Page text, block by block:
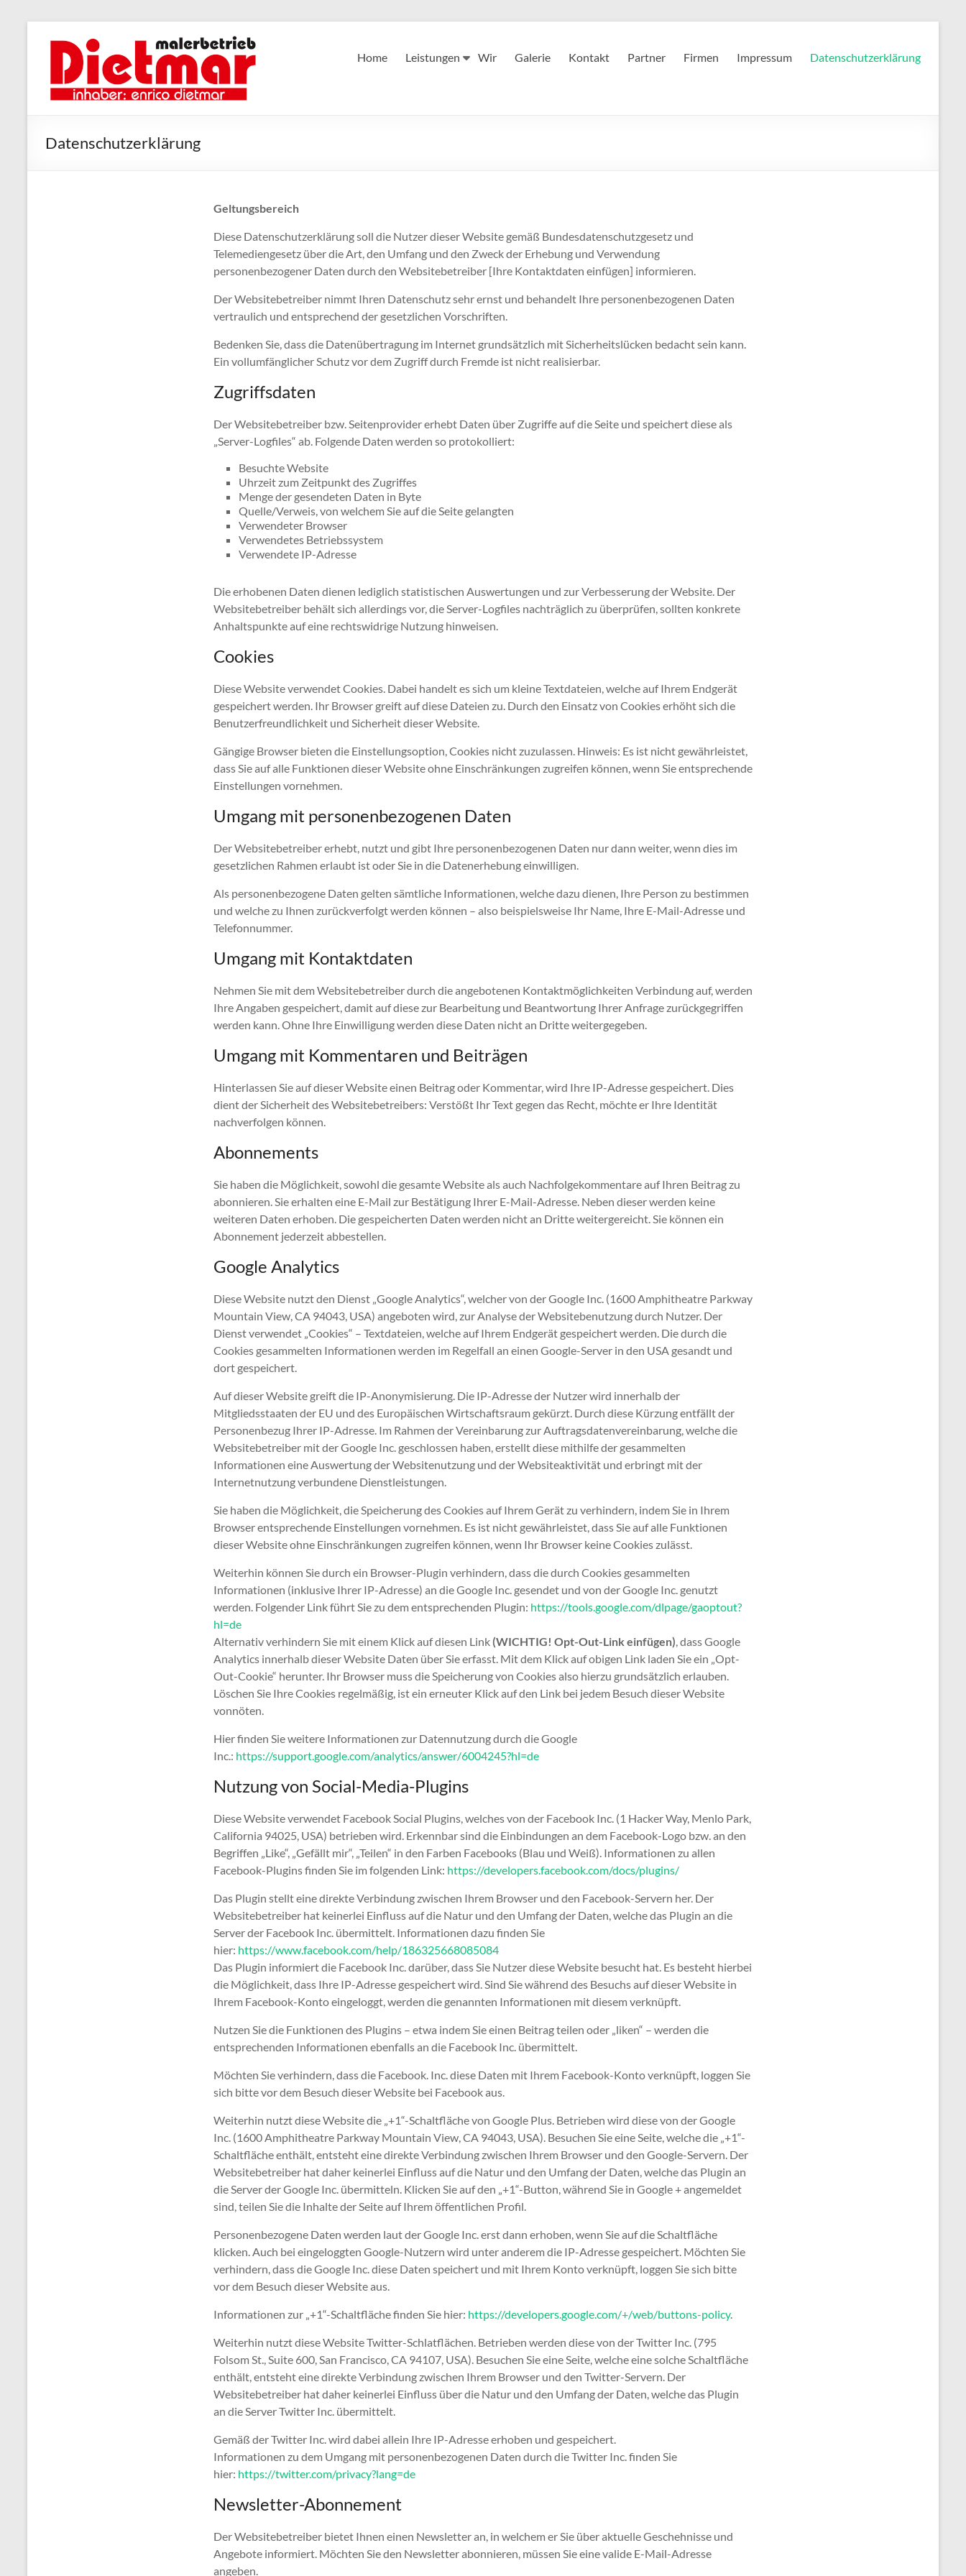
Inhalt
springen
Home Leistungen Wir Galerie Kontakt Partner Firmen Impressum Datenschutzerklärung
Datenschutzerklärung
Geltungsbereich
Diese Datenschutzerklärung soll die Nutzer dieser Website gemäß Bundesdatenschutzgesetz und
Telemediengesetz über die Art, den Umfang und den Zweck der Erhebung und Verwendung
personenbezogener Daten durch den Websitebetreiber [Ihre Kontaktdaten einfügen] informieren.
Der Websitebetreiber nimmt Ihren Datenschutz sehr ernst und behandelt Ihre personenbezogenen Daten
vertraulich und entsprechend der gesetzlichen Vorschriften.
Bedenken Sie, dass die Datenübertragung im Internet grundsätzlich mit Sicherheitslücken bedacht sein kann.
Ein vollumfänglicher Schutz vor dem Zugriff durch Fremde ist nicht realisierbar.
Zugriffsdaten
Der Websitebetreiber bzw. Seitenprovider erhebt Daten über Zugriffe auf die Seite und speichert diese als
„Server-Logfiles“ ab. Folgende Daten werden so protokolliert:
Besuchte Website
Uhrzeit zum Zeitpunkt des Zugriffes
Menge der gesendeten Daten in Byte
Quelle/Verweis, von welchem Sie auf die Seite gelangten
Verwendeter Browser
Verwendetes Betriebssystem
Verwendete IP-Adresse
Die erhobenen Daten dienen lediglich statistischen Auswertungen und zur Verbesserung der Website. Der
Websitebetreiber behält sich allerdings vor, die Server-Logfiles nachträglich zu überprüfen, sollten konkrete
Anhaltspunkte auf eine rechtswidrige Nutzung hinweisen.
Cookies
Diese Website verwendet Cookies. Dabei handelt es sich um kleine Textdateien, welche auf Ihrem Endgerät
gespeichert werden. Ihr Browser greift auf diese Dateien zu. Durch den Einsatz von Cookies erhöht sich die
Benutzerfreundlichkeit und Sicherheit dieser Website.
Gängige Browser bieten die Einstellungsoption, Cookies nicht zuzulassen. Hinweis: Es ist nicht gewährleistet,
dass Sie auf alle Funktionen dieser Website ohne Einschränkungen zugreifen können, wenn Sie entsprechende
Einstellungen vornehmen.
Umgang mit personenbezogenen Daten
Der Websitebetreiber erhebt, nutzt und gibt Ihre personenbezogenen Daten nur dann weiter, wenn dies im
gesetzlichen Rahmen erlaubt ist oder Sie in die Datenerhebung einwilligen.
Als personenbezogene Daten gelten sämtliche Informationen, welche dazu dienen, Ihre Person zu bestimmen
und welche zu Ihnen zurückverfolgt werden können – also beispielsweise Ihr Name, Ihre E-Mail-Adresse und
Telefonnummer.
Umgang mit Kontaktdaten
Nehmen Sie mit dem Websitebetreiber durch die angebotenen Kontaktmöglichkeiten Verbindung auf, werden
Ihre Angaben gespeichert, damit auf diese zur Bearbeitung und Beantwortung Ihrer Anfrage zurückgegriffen
werden kann. Ohne Ihre Einwilligung werden diese Daten nicht an Dritte weitergegeben.
Umgang mit Kommentaren und Beiträgen
Hinterlassen Sie auf dieser Website einen Beitrag oder Kommentar, wird Ihre IP-Adresse gespeichert. Dies
dient der Sicherheit des Websitebetreibers: Verstößt Ihr Text gegen das Recht, möchte er Ihre Identität
nachverfolgen können.
Abonnements
Sie haben die Möglichkeit, sowohl die gesamte Website als auch Nachfolgekommentare auf Ihren Beitrag zu
abonnieren. Sie erhalten eine E-Mail zur Bestätigung Ihrer E-Mail-Adresse. Neben dieser werden keine
weiteren Daten erhoben. Die gespeicherten Daten werden nicht an Dritte weitergereicht. Sie können ein
Abonnement jederzeit abbestellen.
Google Analytics
Diese Website nutzt den Dienst „Google Analytics“, welcher von der Google Inc. (1600 Amphitheatre Parkway
Mountain View, CA 94043, USA) angeboten wird, zur Analyse der Websitebenutzung durch Nutzer. Der
Dienst verwendet „Cookies“ – Textdateien, welche auf Ihrem Endgerät gespeichert werden. Die durch die
Cookies gesammelten Informationen werden im Regelfall an einen Google-Server in den USA gesandt und
dort gespeichert.
Auf dieser Website greift die IP-Anonymisierung. Die IP-Adresse der Nutzer wird innerhalb der
Mitgliedsstaaten der EU und des Europäischen Wirtschaftsraum gekürzt. Durch diese Kürzung entfällt der
Personenbezug Ihrer IP-Adresse. Im Rahmen der Vereinbarung zur Auftragsdatenvereinbarung, welche die
Websitebetreiber mit der Google Inc. geschlossen haben, erstellt diese mithilfe der gesammelten
Informationen eine Auswertung der Websitenutzung und der Websiteaktivität und erbringt mit der
Internetnutzung verbundene Dienstleistungen.
Sie haben die Möglichkeit, die Speicherung des Cookies auf Ihrem Gerät zu verhindern, indem Sie in Ihrem
Browser entsprechende Einstellungen vornehmen. Es ist nicht gewährleistet, dass Sie auf alle Funktionen
dieser Website ohne Einschränkungen zugreifen können, wenn Ihr Browser keine Cookies zulässt.
Weiterhin können Sie durch ein Browser-Plugin verhindern, dass die durch Cookies gesammelten
Informationen (inklusive Ihrer IP-Adresse) an die Google Inc. gesendet und von der Google Inc. genutzt
werden. Folgender Link führt Sie zu dem entsprechenden Plugin: https://tools.google.com/dlpage/gaoptout?
hl=de
Alternativ verhindern Sie mit einem Klick auf diesen Link (WICHTIG! Opt-Out-Link einfügen), dass Google
Analytics innerhalb dieser Website Daten über Sie erfasst. Mit dem Klick auf obigen Link laden Sie ein „Opt-
Out-Cookie“ herunter. Ihr Browser muss die Speicherung von Cookies also hierzu grundsätzlich erlauben.
Löschen Sie Ihre Cookies regelmäßig, ist ein erneuter Klick auf den Link bei jedem Besuch dieser Website
vonnöten.
Hier finden Sie weitere Informationen zur Datennutzung durch die Google
Inc.: https://support.google.com/analytics/answer/6004245?hl=de
Nutzung von Social-Media-Plugins
Diese Website verwendet Facebook Social Plugins, welches von der Facebook Inc. (1 Hacker Way, Menlo Park,
California 94025, USA) betrieben wird. Erkennbar sind die Einbindungen an dem Facebook-Logo bzw. an den
Begriffen „Like“, „Gefällt mir“, „Teilen“ in den Farben Facebooks (Blau und Weiß). Informationen zu allen
Facebook-Plugins finden Sie im folgenden Link: https://developers.facebook.com/docs/plugins/
Das Plugin stellt eine direkte Verbindung zwischen Ihrem Browser und den Facebook-Servern her. Der
Websitebetreiber hat keinerlei Einfluss auf die Natur und den Umfang der Daten, welche das Plugin an die
Server der Facebook Inc. übermittelt. Informationen dazu finden Sie
hier: https://www.facebook.com/help/186325668085084
Das Plugin informiert die Facebook Inc. darüber, dass Sie Nutzer diese Website besucht hat. Es besteht hierbei
die Möglichkeit, dass Ihre IP-Adresse gespeichert wird. Sind Sie während des Besuchs auf dieser Website in
Ihrem Facebook-Konto eingeloggt, werden die genannten Informationen mit diesem verknüpft.
Nutzen Sie die Funktionen des Plugins – etwa indem Sie einen Beitrag teilen oder „liken“ – werden die
entsprechenden Informationen ebenfalls an die Facebook Inc. übermittelt.
Möchten Sie verhindern, dass die Facebook. Inc. diese Daten mit Ihrem Facebook-Konto verknüpft, loggen Sie
sich bitte vor dem Besuch dieser Website bei Facebook aus.
Weiterhin nutzt diese Website die „+1“-Schaltfläche von Google Plus. Betrieben wird diese von der Google
Inc. (1600 Amphitheatre Parkway Mountain View, CA 94043, USA). Besuchen Sie eine Seite, welche die „+1“-
Schaltfläche enthält, entsteht eine direkte Verbindung zwischen Ihrem Browser und den Google-Servern. Der
Websitebetreiber hat daher keinerlei Einfluss auf die Natur und den Umfang der Daten, welche das Plugin an
die Server der Google Inc. übermitteln. Klicken Sie auf den „+1“-Button, während Sie in Google + angemeldet
sind, teilen Sie die Inhalte der Seite auf Ihrem öffentlichen Profil.
Personenbezogene Daten werden laut der Google Inc. erst dann erhoben, wenn Sie auf die Schaltfläche
klicken. Auch bei eingeloggten Google-Nutzern wird unter anderem die IP-Adresse gespeichert. Möchten Sie
verhindern, dass die Google Inc. diese Daten speichert und mit Ihrem Konto verknüpft, loggen Sie sich bitte
vor dem Besuch dieser Website aus.
Informationen zur „+1“-Schaltfläche finden Sie hier: https://developers.google.com/+/web/buttons-policy.
Weiterhin nutzt diese Website Twitter-Schlatflächen. Betrieben werden diese von der Twitter Inc. (795
Folsom St., Suite 600, San Francisco, CA 94107, USA). Besuchen Sie eine Seite, welche eine solche Schaltfläche
enthält, entsteht eine direkte Verbindung zwischen Ihrem Browser und den Twitter-Servern. Der
Websitebetreiber hat daher keinerlei Einfluss über die Natur und den Umfang der Daten, welche das Plugin
an die Server Twitter Inc. übermittelt.
Gemäß der Twitter Inc. wird dabei allein Ihre IP-Adresse erhoben und gespeichert.
Informationen zu dem Umgang mit personenbezogenen Daten durch die Twitter Inc. finden Sie
hier: https://twitter.com/privacy?lang=de
Newsletter-Abonnement
Der Websitebetreiber bietet Ihnen einen Newsletter an, in welchem er Sie über aktuelle Geschehnisse und
Angebote informiert. Möchten Sie den Newsletter abonnieren, müssen Sie eine valide E-Mail-Adresse
angeben.